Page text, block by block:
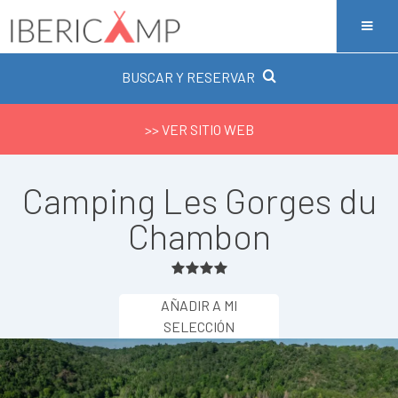
BUSCAR Y RESERVAR
>> VER SITIO WEB
Camping Les Gorges du
Chambon
AÑADIR A MI
SELECCIÓN